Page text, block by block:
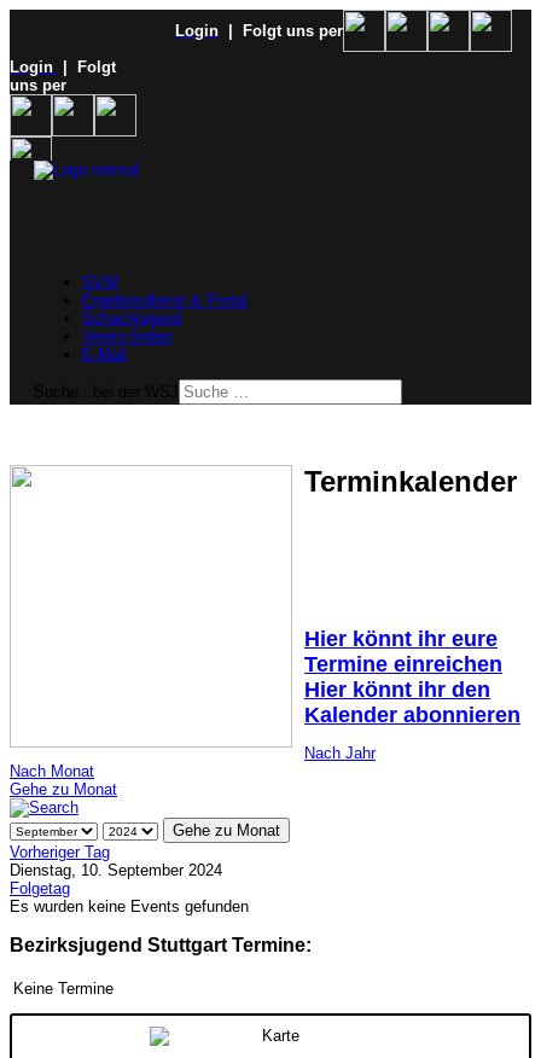
Login
| Folgt uns per
Login
| Folgt
uns per
SVW
Ergebnisdienst & Portal
Schachjugend
Verein finden
E-Mail
Terminkalender
Hier könnt ihr eure
Termine einreichen
Hier könnt ihr den
Kalender abonnieren
Nach Jahr
Nach Monat
Gehe zu Monat
Gehe zu Monat
Vorheriger Tag
Dienstag, 10. September 2024
Folgetag
Es wurden keine Events gefunden
Bezirksjugend Stuttgart Termine:
Keine Termine